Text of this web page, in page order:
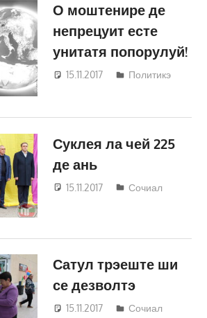
О моштенире де
непрецуит есте
унитатя попорулуй!
15.11.2017
Светлана
Политикэ
Суклея ла чей 225
де ань
15.11.2017
Светлана
Сочиал
Сатул трэеште ши
се дезволтэ
15.11.2017 Светлана
Сочиал